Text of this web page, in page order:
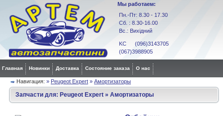
Мы работаем:
Пн.-Пт: 8.30 - 17.30
Сб. : 8.30-16.00
Вс.: Вихідний
KC (096)3143705
(067)3988905
Главная Новинки Доставка Состояние заказа О нас
Навигация: » Peugeot Expert » Амортизаторы
Запчасти для: Peugeot Expert » Амортизаторы